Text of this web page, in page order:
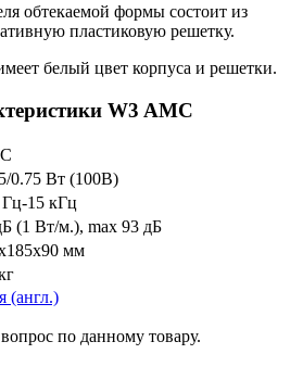
обтекаемой формы состоит из
пластиковую решетку.
белый цвет корпуса и решетки.
W3 AMC
0.75 Вт (100В)
Гц-15 кГц
(1 Вт/м.), max 93 дБ
мм
(англ.)
по данному товару.